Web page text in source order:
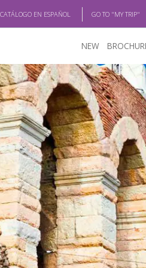
EN ESPAÑOL GO TO "MY TRIP"
NEW